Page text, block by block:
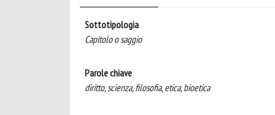
Sottotipologia
Capitolo o saggio
Parole chiave
diritto, scienza, filosofia, etica, bioetica